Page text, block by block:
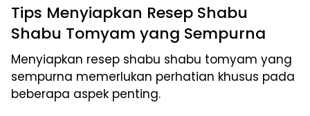
Tips Menyiapkan Resep Shabu
Shabu Tomyam yang Sempurna
Menyiapkan resep shabu shabu tomyam yang
sempurna memerlukan perhatian khusus pada
beberapa aspek penting.